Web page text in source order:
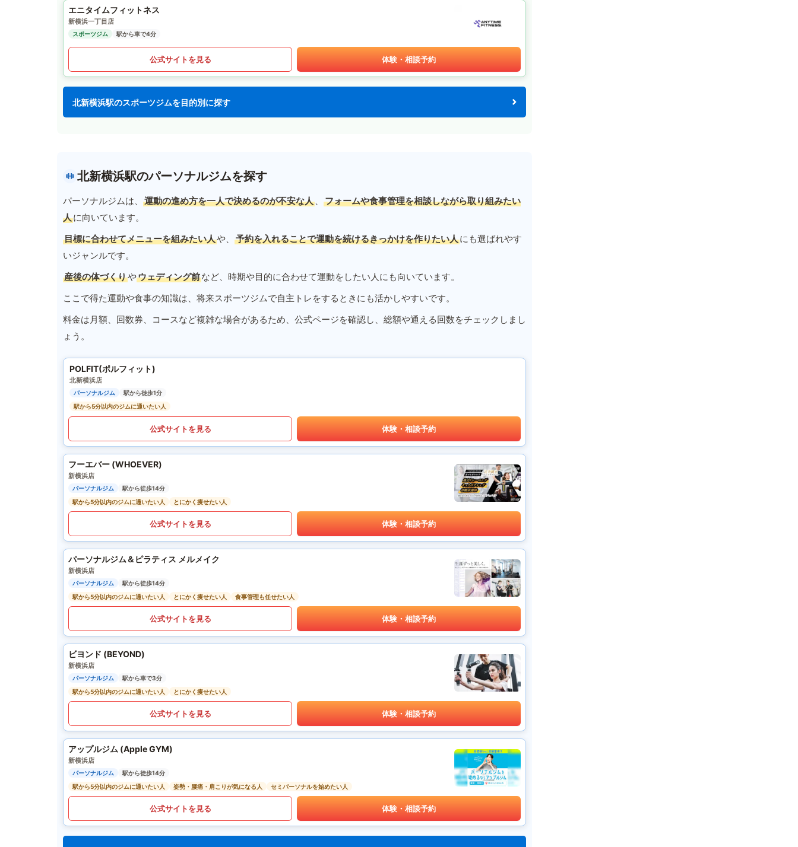
エニタイムフィットネス
新横浜一丁目店
スポーツジム 駅から車で4分
公式サイトを見る 体験・相談予約
北新横浜駅のスポーツジムを目的別に探す
北新横浜駅のパーソナルジムを探す
パーソナルジムは、 運動の進め方を一人で決めるのが不安な人 、
フォームや食事管理を相談しながら取り組みたい
人に向いています。
目標に合わせてメニューを組みたい人や、 予約を入れることで運動を続けるきっかけを作りたい人にも選ばれやす
いジャンルです。
産後の体づくりやウェディング前など、時期や目的に合わせて運動をしたい人にも向いています。
ここで得た運動や食事の知識は、将来スポーツジムで自主トレをするときにも活かしやすいです。
料金は月額、回数券、コースなど複雑な場合があるため、公式ページを確認し、総額や通える回数をチェックしまし
ょう。
POLFIT(ポルフィット)
北新横浜店
パーソナルジム
駅から徒歩1分
駅から5分以内のジムに通いたい人
公式サイトを見る 体験・相談予約
フーエバー (WHOEVER)
新横浜店
パーソナルジム
駅から徒歩14分
駅から5分以内のジムに通いたい人
とにかく痩せたい人
公式サイトを見る 体験・相談予約
パーソナルジム＆ピラティス メルメイク
新横浜店
パーソナルジム
駅から徒歩14分
駅から5分以内のジムに通いたい人
とにかく痩せたい人 食事管理も任せたい人
公式サイトを見る 体験・相談予約
ビヨンド (BEYOND)
新横浜店
パーソナルジム
駅から車で3分
駅から5分以内のジムに通いたい人
とにかく痩せたい人
公式サイトを見る 体験・相談予約
アップルジム (Apple GYM)
新横浜店
パーソナルジム
駅から徒歩14分
駅から5分以内のジムに通いたい人
姿勢・腰痛・肩こりが気になる人 セミパーソナルを始めたい人
公式サイトを見る 体験・相談予約